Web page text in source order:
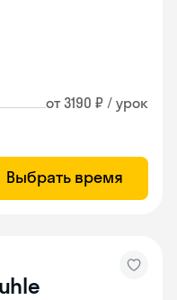
от 3190 ₽ / урок
Выбрать время